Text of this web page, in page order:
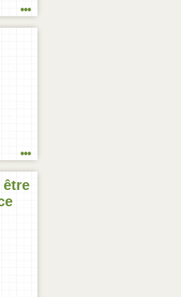
...
...
être